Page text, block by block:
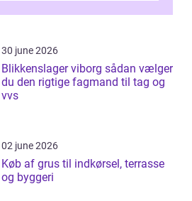
30 june 2026
Blikkenslager viborg sådan vælger
du den rigtige fagmand til tag og
vvs
02 june 2026
Køb af grus til indkørsel, terrasse
og byggeri